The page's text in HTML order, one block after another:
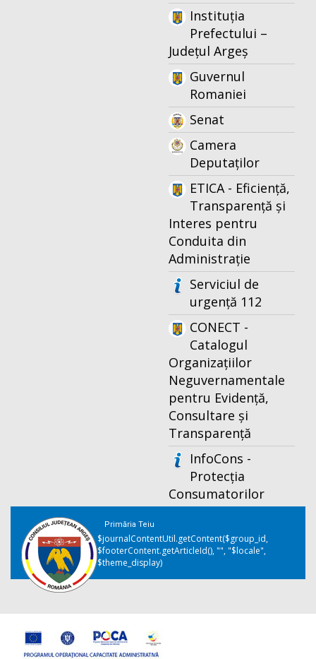
Instituția
Prefectului –
Județul Argeș
Guvernul
Romaniei
Senat
Camera
Deputaților
ETICA - Eficiență,
Transparență și
Interes pentru
Conduita din
Administrație
Serviciul de
urgență 112
CONECT -
Catalogul
Organizațiilor
Neguvernamentale
pentru Evidență,
Consultare și
Transparență
InfoCons -
Protecția
Consumatorilor
Primăria Teiu
$journalContentUtil.getContent($group_id,
$footerContent.getArticleId(), "", "$locale",
$theme_display)